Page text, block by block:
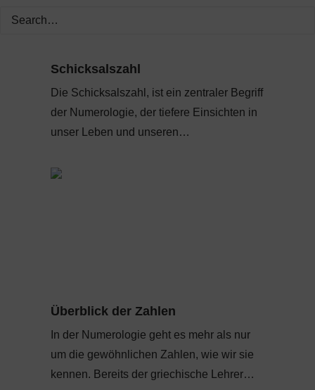
Schicksalszahl
Die Schicksalszahl, ist ein zentraler Begriff
der Numerologie, der tiefere Einsichten in
unser Leben und unseren…
Überblick der Zahlen
In der Numerologie geht es mehr als nur
um die gewöhnlichen Zahlen, wie wir sie
kennen. Bereits der griechische Lehrer…